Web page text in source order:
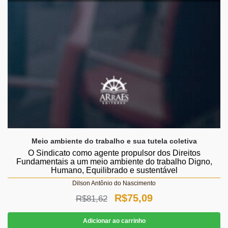
Meio ambiente do trabalho e sua tutela coletiva
O Sindicato como agente propulsor dos Direitos
Fundamentais a um meio ambiente do trabalho Digno,
Humano, Equilibrado e sustentável
Dilson Antônio do Nascimento
R$81,62
O
preço
R$75,09O
preço
Adicionar ao carrinho